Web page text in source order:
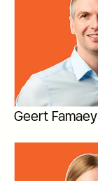
Geert Famaey